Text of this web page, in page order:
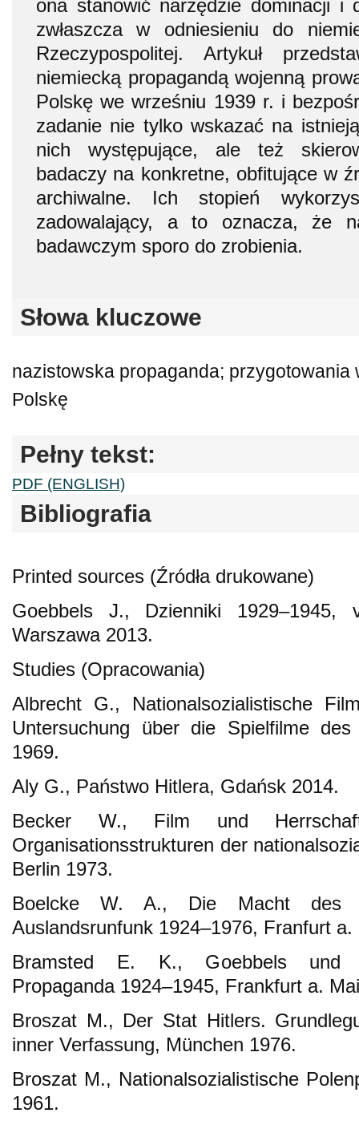
ona stanowić narzędzie dominacji i
zwłaszcza w odniesieniu do
Rzeczypospolitej. Artykuł
niemiecką propagandą wojenną
Polskę we wrześniu 1939 r. i
zadanie nie tylko wskazać na
nich występujące, ale też
badaczy na konkretne, obfitujące w
archiwalne. Ich stopień
zadowalający, a to oznacza, że
badawczym sporo do zrobienia.
Słowa kluczowe
nazistowska propaganda; przygotowania
Polskę
Pełny tekst:
PDF (ENGLISH)
Bibliografia
Printed sources (Źródła drukowane)
Goebbels J., Dzienniki
Warszawa 2013.
Studies (Opracowania)
Albrecht G., Nationalsozialistische
Untersuchung über die Spielfilme
1969.
Aly G., Państwo Hitlera, Gdańsk 2014.
Becker W., Film und Herrschaft.
Organisationsstrukturen der
Berlin 1973.
Boelcke W. A., Die Macht des
Auslandsrunfunk 1924–1976, Franfurt a.
Bramsted E. K., Goebbels und
Propaganda 1924–1945, Frankfurt a.
Broszat M., Der Stat Hitlers.
inner Verfassung, München 1976.
Broszat M., Nationalsozialistische
1961.